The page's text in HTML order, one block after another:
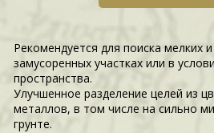
Рекомендуется для поиска мелких
замусоренных участках или в
пространства.
Улучшенное разделение целей из
металлов, в том числе на сильно
грунте.